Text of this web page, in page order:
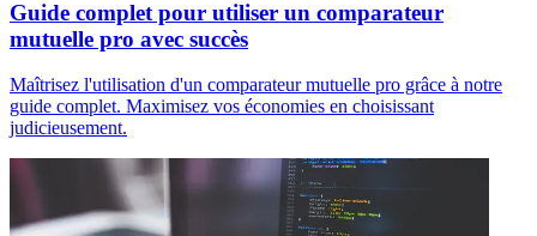
Guide complet pour utiliser un comparateur
mutuelle pro avec succès
Maîtrisez l'utilisation d'un comparateur mutuelle pro grâce à notre
guide complet. Maximisez vos économies en choisissant
judicieusement.